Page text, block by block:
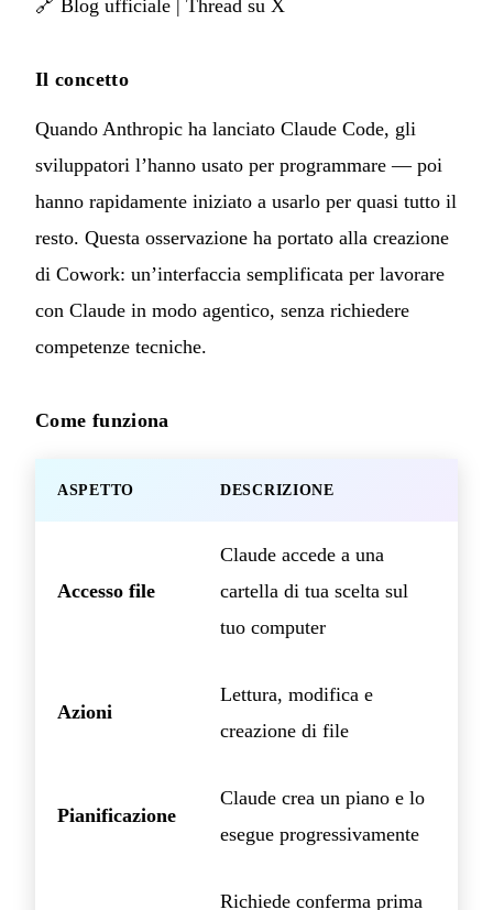
🔗 Blog ufficiale | Thread su X
Il concetto
Quando Anthropic ha lanciato Claude Code, gli
sviluppatori l’hanno usato per programmare — poi
hanno rapidamente iniziato a usarlo per quasi tutto il
resto. Questa osservazione ha portato alla creazione
di Cowork: un’interfaccia semplificata per lavorare
con Claude in modo agentico, senza richiedere
competenze tecniche.
Come funziona
ASPETTO DESCRIZIONE
Accesso file
Claude accede a una
cartella di tua scelta sul
tuo computer
Azioni
Lettura, modifica e
creazione di file
Pianificazione
Claude crea un piano e lo
esegue progressivamente
Richiede conferma prima